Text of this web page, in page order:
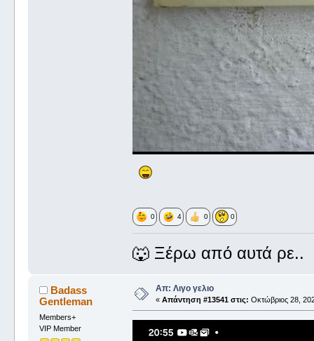
0 4 0 0
🐺 Ξέρω από αυτά ρε..
Badass
Gentleman
Members+
VIP Member
Απ: Λιγο γελιο
« Απάντηση #13541 στις: Οκτώβριος 28,